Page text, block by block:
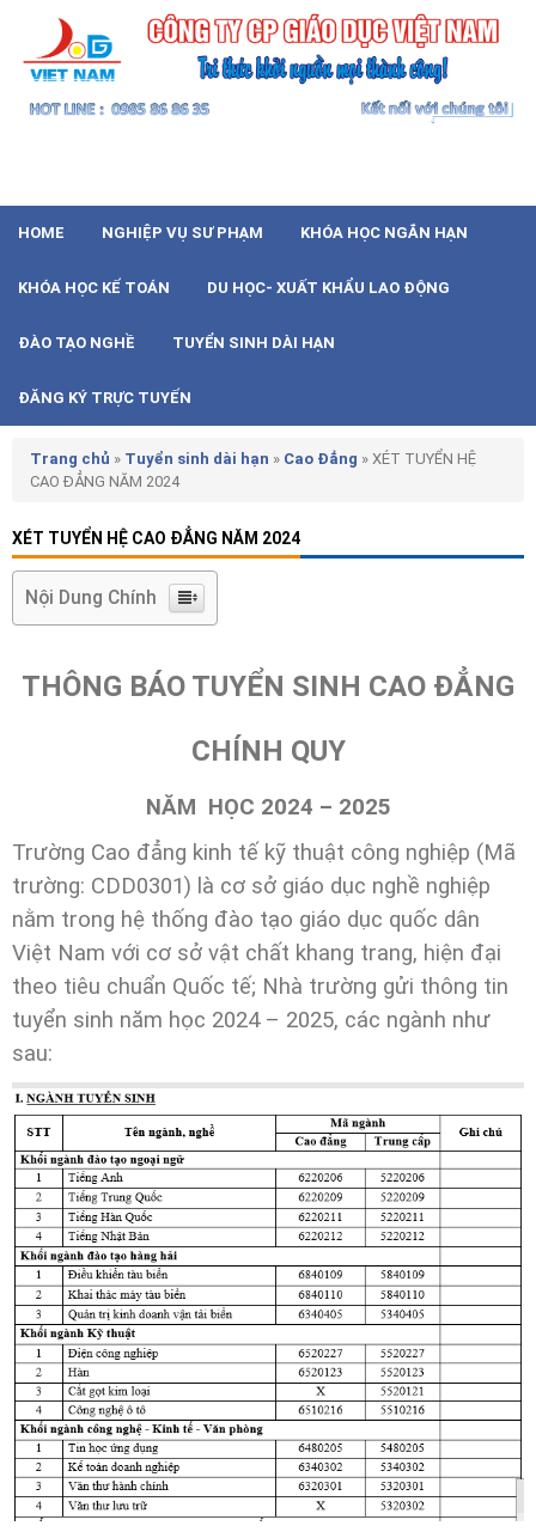
HOME NGHIỆP VỤ SƯ PHẠM KHÓA HỌC NGẮN HẠN
KHÓA HỌC KẾ TOÁN DU HỌC- XUẤT KHẨU LAO ĐỘNG
ĐÀO TẠO NGHỀ TUYỂN SINH DÀI HẠN
ĐĂNG KÝ TRỰC TUYẾN
Trang chủ » Tuyển sinh dài hạn » Cao Đẳng » XÉT TUYỂN HỆ
CAO ĐẲNG NĂM 2024
XÉT TUYỂN HỆ CAO ĐẲNG NĂM 2024
Nội Dung Chính
THÔNG BÁO TUYỂN SINH CAO ĐẲNG
CHÍNH QUY
NĂM HỌC 2024 – 2025
Trường Cao đẳng kinh tế kỹ thuật công nghiệp (Mã
trường: CDD0301) là cơ sở giáo dục nghề nghiệp
nằm trong hệ thống đào tạo giáo dục quốc dân
Việt Nam với cơ sở vật chất khang trang, hiện đại
theo tiêu chuẩn Quốc tế; Nhà trường gửi thông tin
tuyển sinh năm học 2024 – 2025, các ngành như
sau: